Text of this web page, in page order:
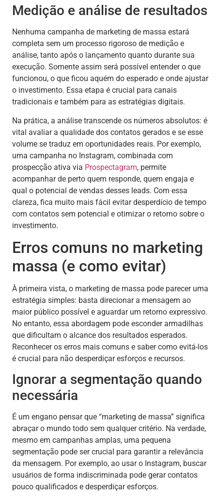
Medição e análise de resultados
Nenhuma campanha de marketing de massa estará
completa sem um processo rigoroso de medição e
análise, tanto após o lançamento quanto durante sua
execução. Somente assim será possível entender o que
funcionou, o que ficou aquém do esperado e onde ajustar
o investimento. Essa etapa é crucial para canais
tradicionais e também para as estratégias digitais.
Na prática, a análise transcende os números absolutos: é
vital avaliar a qualidade dos contatos gerados e se esse
volume se traduz em oportunidades reais. Por exemplo,
uma campanha no Instagram, combinada com
prospecção ativa via Prospectagram, permite
acompanhar de perto quem responde, quem engaja e
qual o potencial de vendas desses leads. Com essa
clareza, fica muito mais fácil evitar desperdício de tempo
com contatos sem potencial e otimizar o retorno sobre o
investimento.
Erros comuns no marketing
massa (e como evitar)
À primeira vista, o marketing de massa pode parecer uma
estratégia simples: basta direcionar a mensagem ao
maior público possível e aguardar um retorno expressivo.
No entanto, essa abordagem pode esconder armadilhas
que dificultam o alcance dos resultados esperados.
Reconhecer os erros mais comuns e saber como evitá-los
é crucial para não desperdiçar esforços e recursos.
Ignorar a segmentação quando
necessária
É um engano pensar que “marketing de massa” significa
abraçar o mundo todo sem qualquer critério. Na verdade,
mesmo em campanhas amplas, uma pequena
segmentação pode ser crucial para garantir a relevância
da mensagem. Por exemplo, ao usar o Instagram, buscar
usuários de forma indiscriminada pode gerar contatos
pouco qualificados e desperdiçar esforços.